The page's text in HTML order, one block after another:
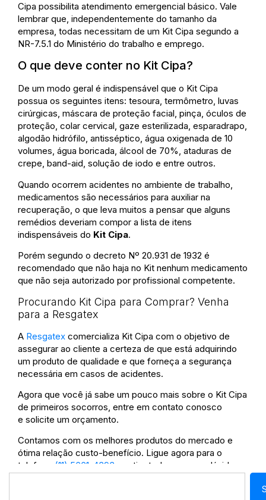
Cipa possibilita atendimento emergencial básico. Vale
lembrar que, independentemente do tamanho da
empresa, todas necessitam de um Kit Cipa segundo a
NR-7.5.1 do Ministério do trabalho e emprego.
O que deve conter no Kit Cipa?
De um modo geral é indispensável que o Kit Cipa
possua os seguintes itens: tesoura, termômetro, luvas
cirúrgicas, máscara de proteção facial, pinça, óculos de
proteção, colar cervical, gaze esterilizada, esparadrapo,
algodão hidrófilo, antisséptico, água oxigenada de 10
volumes, água boricada, álcool de 70%, ataduras de
crepe, band-aid, solução de iodo e entre outros.
Quando ocorrem acidentes no ambiente de trabalho,
medicamentos são necessários para auxiliar na
recuperação, o que leva muitos a pensar que alguns
remédios deveriam compor a lista de itens
indispensáveis do Kit Cipa.
Porém segundo o decreto Nº 20.931 de 1932 é
recomendado que não haja no Kit nenhum medicamento
que não seja autorizado por profissional competente.
Procurando Kit Cipa para Comprar? Venha
para a Resgatex
A Resgatex comercializa Kit Cipa com o objetivo de
assegurar ao cliente a certeza de que está adquirindo
um produto de qualidade e que forneça a segurança
necessária em casos de acidentes.
Agora que você já sabe um pouco mais sobre o Kit Cipa
de primeiros socorros, entre em contato conosco
e solicite um orçamento.
Contamos com os melhores produtos do mercado e
ótima relação custo-benefício. Ligue agora para o
telefone
(11) 5661-4393 e retire todas as suas dúvidas